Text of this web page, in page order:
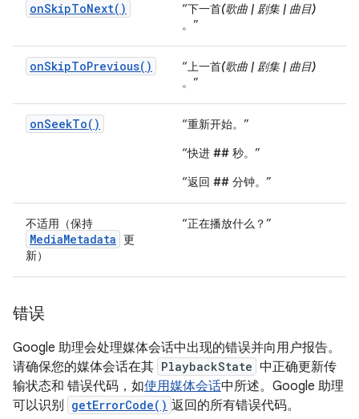
onSkipToNext() “下一首(歌曲 | 剧集 | 曲目)
。”
onSkipToPrevious() “上一首(歌曲 | 剧集 | 曲目)
。”
onSeekTo()
“重新开始。”
“快进 ## 秒。”
“返回 ## 分钟。”
不适用（保持
MediaMetadata 更
新）
“正在播放什么？”
错误
Google 助理会处理媒体会话中出现的错误并向用户报告。
请确保您的媒体会话在其 PlaybackState 中正确更新传
输状态和 错误代码，如使用媒体会话中所述。Google 助理
可以识别
getErrorCode() 返回的所有错误代码。